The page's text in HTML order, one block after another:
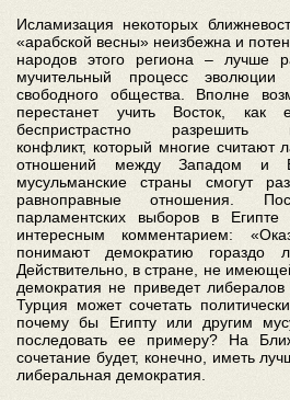
Исламизация некоторых
«арабской весны» неизбежна и
народов этого региона – лучше
мучительный процесс
свободного общества. Вполне
перестанет учить Восток,
беспристрастно разрешить
конфликт, который многие считают
отношений между Западом и
мусульманские страны смогут
равноправные отношения.
парламентских выборов в
интересным комментарием:
понимают демократию гораздо
Действительно, в стране, не
демократия не приведет
Турция может сочетать
почему бы Египту или другим
последовать ее примеру? На
сочетание будет, конечно, иметь
либеральная демократия.